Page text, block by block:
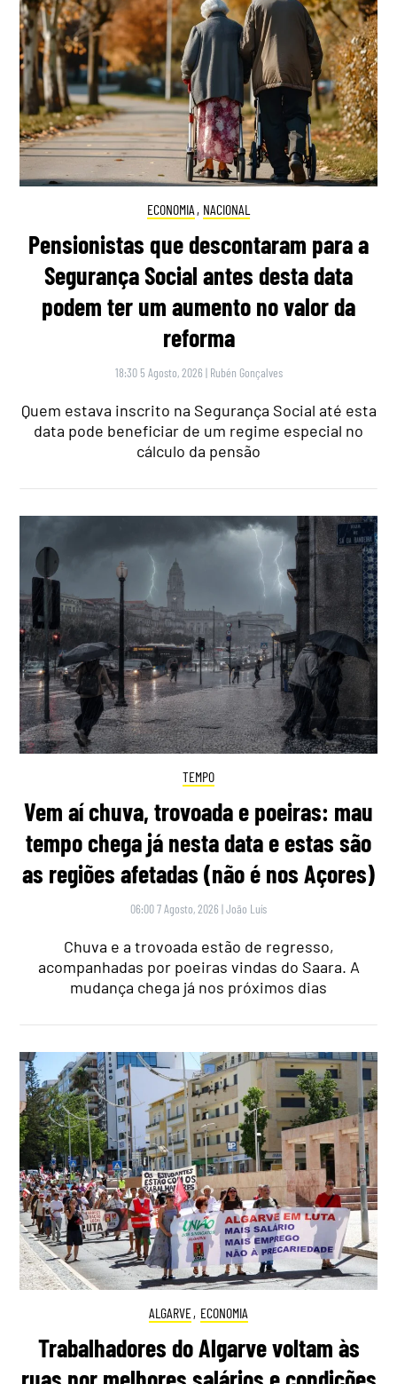
ECONOMIA , NACIONAL
Pensionistas que descontaram para a
Segurança Social antes desta data
podem ter um aumento no valor da
reforma
18:30 5 Agosto, 2026 | Rubén Gonçalves
Quem estava inscrito na Segurança Social até esta
data pode beneficiar de um regime especial no
cálculo da pensão
TEMPO
Vem aí chuva, trovoada e poeiras: mau
tempo chega já nesta data e estas são
as regiões afetadas (não é nos Açores)
06:00 7 Agosto, 2026 |João Luís
Chuva e a trovoada estão de regresso,
acompanhadas por poeiras vindas do Saara. A
mudança chega já nos próximos dias
ALGARVE, ECONOMIA
Trabalhadores do Algarve voltam às